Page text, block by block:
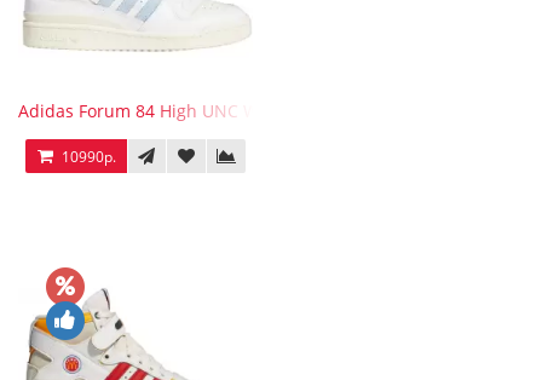
Adidas Forum 84 High UNC White Blue
10990р.